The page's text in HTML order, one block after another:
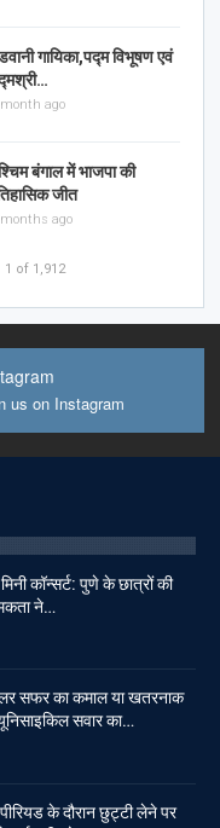
गायिका,पद्म विभूषण एवं
ago
बंगाल में भाजपा की
जीत
ago
1 of 1,912
us on Instagram
कॉन्सर्ट: पुणे के छात्रों की
ने…
सफर का कमाल या खतरनाक
सवार का…
के दौरान छुट्टी लेने पर